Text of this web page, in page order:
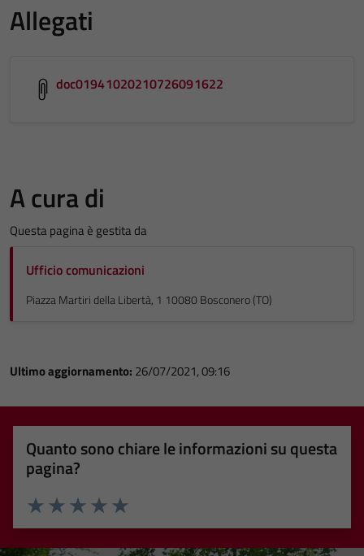
Allegati
doc01941020210726091622
A cura di
Questa pagina è gestita da
Ufficio comunicazioni
Piazza Martiri della Libertà, 1 10080 Bosconero (TO)
Ultimo aggiornamento: 26/07/2021, 09:16
Quanto sono chiare le informazioni su questa
pagina?
Valuta 5 stelle su 5
Valuta 4 stelle su 5
Valuta 3 stelle su 5
Valuta 2 stelle su 5
Valuta 1 stelle su 5